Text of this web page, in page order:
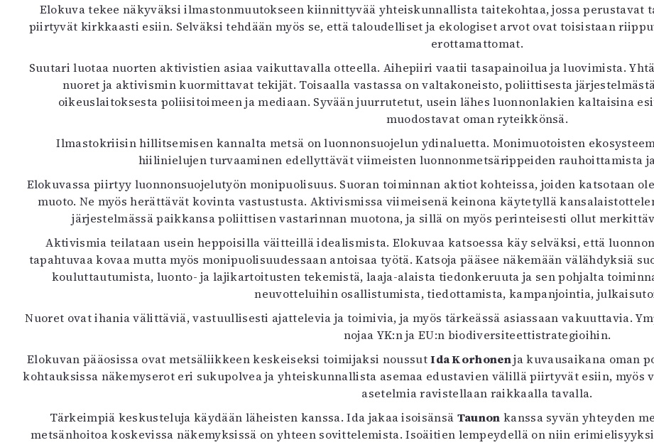
Elokuva tekee näkyväksi ilmastonmuutokseen kiinnittyvää yhteiskunnallista taitekohtaa, jossa perustavat
piirtyvät kirkkaasti esiin. Selväksi tehdään myös se, että taloudelliset ja ekologiset arvot ovat toisistaan
erottamattomat.
Suutari luotaa nuorten aktivistien asiaa vaikuttavalla otteella. Aihepiiri vaatii tasapainoilua ja luovimista.
nuoret ja aktivismin kuormittavat tekijät. Toisaalla vastassa on valtakoneisto, poliittisesta
oikeuslaitoksesta poliisitoimeen ja mediaan. Syvään juurrutetut, usein lähes luonnonlakien kaltaisina
muodostavat oman ryteikkönsä.
Ilmastokriisin hillitsemisen kannalta metsä on luonnonsuojelun ydinaluetta. Monimuotoisten
hiilinielujen turvaaminen edellyttävät viimeisten luonnonmetsärippeiden rauhoittamista
Elokuvassa piirtyy luonnonsuojelutyön monipuolisuus. Suoran toiminnan aktiot kohteissa, joiden katsotaan
muoto. Ne myös herättävät kovinta vastustusta. Aktivismissa viimeisenä keinona käytetyllä
järjestelmässä paikkansa poliittisen vastarinnan muotona, ja sillä on myös perinteisesti ollut
Aktivismia teilataan usein heppoisilla väitteillä idealismista. Elokuvaa katsoessa käy selväksi, että
tapahtuvaa kovaa mutta myös monipuolisuudessaan antoisaa työtä. Katsoja pääsee näkemään välähdyksiä
kouluttautumista, luonto- ja lajikartoitusten tekemistä, laaja-alaista tiedonkeruuta ja sen pohjalta
neuvotteluihin osallistumista, tiedottamista, kampanjointia,
Nuoret ovat ihania välittäviä, vastuullisesti ajattelevia ja toimivia, ja myös tärkeässä asiassaan vakuuttavia.
nojaa YK:n ja EU:n biodiversiteettistrategioihin.
Elokuvan pääosissa ovat metsäliikkeen keskeiseksi toimijaksi noussutIda Korhonenja kuvausaikana oman
kohtauksissa näkemyserot eri sukupolvea ja yhteiskunnallista asemaa edustavien välillä piirtyvät esiin, myös
asetelmia ravistellaan raikkaalla tavalla.
Tärkeimpiä keskusteluja käydään läheisten kanssa. Ida jakaa isoisänsä Taunon kanssa syvän yhteyden
metsänhoitoa koskevissa näkemyksissä on yhteen sovittelemista. Isoäitien lempeydellä on niin